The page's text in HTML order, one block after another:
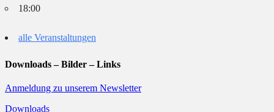
18:00
alle Veranstaltungen
Downloads – Bilder – Links
Anmeldung zu unserem Newsletter
Downloads